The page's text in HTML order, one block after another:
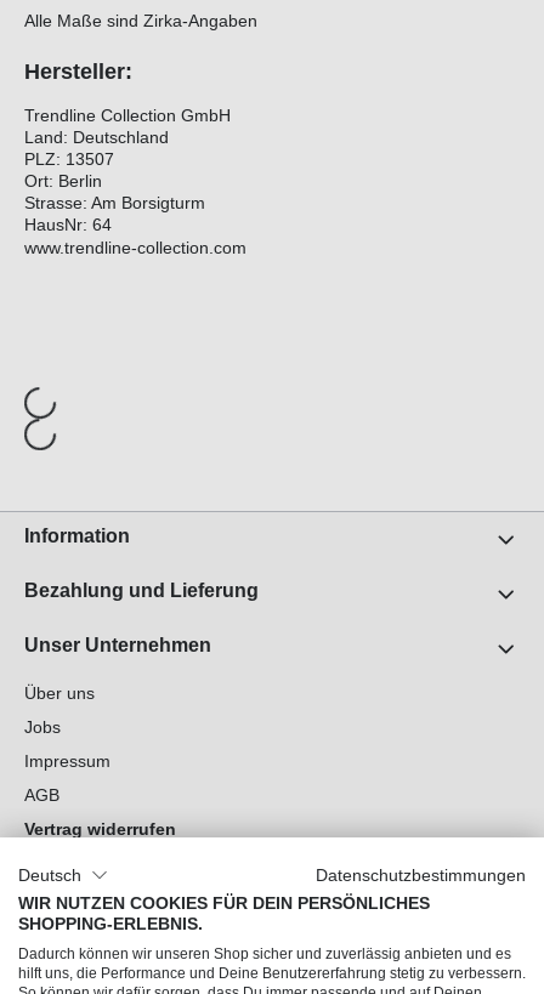
Alle Maße sind Zirka-Angaben
Hersteller:
Trendline Collection GmbH
Land: Deutschland
PLZ: 13507
Ort: Berlin
Strasse: Am Borsigturm
HausNr: 64
www.trendline-collection.com
Information
Bezahlung und Lieferung
Unser Unternehmen
Über uns
Jobs
Impressum
AGB
Vertrag widerrufen
Cookie-Einstellungen
Du hast Fragen?
Deutsch
Datenschutzbestimmungen
WIR NUTZEN COOKIES FÜR DEIN PERSÖNLICHES
SHOPPING-ERLEBNIS.
Dadurch können wir unseren Shop sicher und zuverlässig anbieten und es
hilft uns, die Performance und Deine Benutzererfahrung stetig zu verbessern.